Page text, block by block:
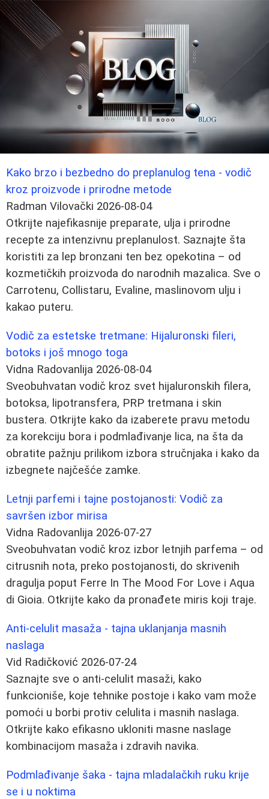
Kako brzo i bezbedno do preplanulog tena - vodič
kroz proizvode i prirodne metode
Radman Vilovački 2026-08-04
Otkrijte najefikasnije preparate, ulja i prirodne
recepte za intenzivnu preplanulost. Saznajte šta
koristiti za lep bronzani ten bez opekotina – od
kozmetičkih proizvoda do narodnih mazalica. Sve o
Carrotenu, Collistaru, Evaline, maslinovom ulju i
kakao puteru.
Vodič za estetske tretmane: Hijaluronski fileri,
botoks i još mnogo toga
Vidna Radovanlija 2026-08-04
Sveobuhvatan vodič kroz svet hijaluronskih filera,
botoksa, lipotransfera, PRP tretmana i skin
bustera. Otkrijte kako da izaberete pravu metodu
za korekciju bora i podmlađivanje lica, na šta da
obratite pažnju prilikom izbora stručnjaka i kako da
izbegnete najčešće zamke.
Letnji parfemi i tajne postojanosti: Vodič za
savršen izbor mirisa
Vidna Radovanlija 2026-07-27
Sveobuhvatan vodič kroz izbor letnjih parfema – od
citrusnih nota, preko postojanosti, do skrivenih
dragulja poput Ferre In The Mood For Love i Aqua
di Gioia. Otkrijte kako da pronađete miris koji traje.
Anti-celulit masaža - tajna uklanjanja masnih
naslaga
Vid Radičković 2026-07-24
Saznajte sve o anti-celulit masaži, kako
funkcioniše, koje tehnike postoje i kako vam može
pomoći u borbi protiv celulita i masnih naslaga.
Otkrijte kako efikasno ukloniti masne naslage
kombinacijom masaža i zdravih navika.
Podmlađivanje šaka - tajna mladalačkih ruku krije
se i u noktima